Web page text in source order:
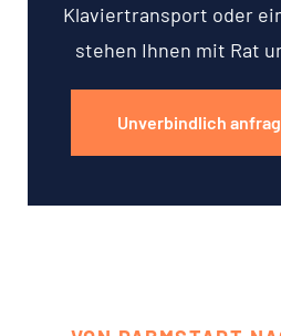
Klaviertransport oder
stehen Ihnen mit Rat
Unverbindlich